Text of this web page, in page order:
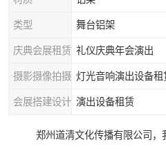
类型 舞台铝架
庆典会展租赁 礼仪庆典年会演出
摄影摄像拍摄 灯光音响演出设备租
会展搭建设计 演出设备租赁
郑州道清文化传播有限公司